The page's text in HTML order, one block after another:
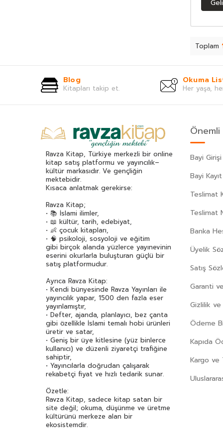
Aydoğan Yavaşlı
Ayla Çınaroğlu
(82)
Ayla Kutlu(34)
Aysun Berktay Özmen(32)
(169)
Aziz Nesin(125)
Aziz Sivaslıoğlu(33)
Bahar Çelik(38)
Bediüzzaman Said Nursi
Behiç Ak(42)
Bestami Yazgan(73)
Beydeba(42)
Beyza Alkoç(53)
Bilgin Adalı(75)
Binnur Şafak Nigiz (76)
Birsen Ekim Özen(133)
Bram Stoker(35)
Buçe Dayı(50)
Buket Uzuner(48)
Burhan Cahit Morkaya(43)
Burhan Yetkil
Çağrı Odabaşı
Cahit Zarifoğlu (70)
Can Dündar(37)
Toplam
Blog
Kitapları takip et.
Okuma
Her yaşa,
Ravza Kitap, Türkiye merkezli bir online
kitap satış platformu ve yayıncılık–
kültür markasıdır. Ve gençliğin
mektebidir.
Kısaca anlatmak gerekirse:
Ravza Kitap;
• 📚 İslami ilimler,
• 📖 kültür, tarih, edebiyat,
• 👶 çocuk kitapları,
• 🧠 psikoloji, sosyoloji ve eğitim
gibi birçok alanda yüzlerce yayınevinin
eserini okurlarla buluşturan güçlü bir
satış platformudur.
Ayrıca Ravza Kitap:
• Kendi bünyesinde Ravza Yayınları ile
yayıncılık yapar, 1500 den fazla eser
yayınlamıştır,
• Defter, ajanda, planlayıcı, bez çanta
gibi özellikle İslami temalı hobi ürünleri
üretir ve satar,
• Geniş bir üye kitlesine (yüz binlerce
kullanıcı) ve düzenli ziyaretçi trafiğine
sahiptir,
• Yayıncılarla doğrudan çalışarak
rekabetçi fiyat ve hızlı tedarik sunar.
Özetle:
Ravza Kitap, sadece kitap satan bir
site değil; okuma, düşünme ve üretme
kültürünü merkeze alan bir
ekosistemdir.
Bayi Girişi
Bayi Kayıt
Teslimat
Teslimat
Banka
Üyelik
Satış
Garanti
Gizlilik
Ödeme
Kapıda
Kargo ve